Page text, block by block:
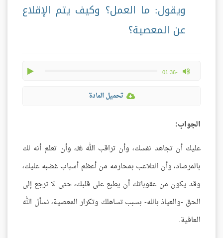
ويقول: ما العمل؟ وكيف يتم الإقلاع
عن المعصية؟
-01:36
max volume
تحميل المادة
الجواب:
عليك أن تجاهد نفسك، وأن تراقب الله، وأن تعلم أنه لك
بالمرصاد، وأن التلاعب بمحارمه من أعظم أسباب غضبه عليك،
وقد يكون من عقوباتك أن يطبع على قلبك، حتى لا ترجع إلى
الحق -والعياذ بالله- بسبب تساهلك وتكرار المعصية، نسأل الله
العافية.